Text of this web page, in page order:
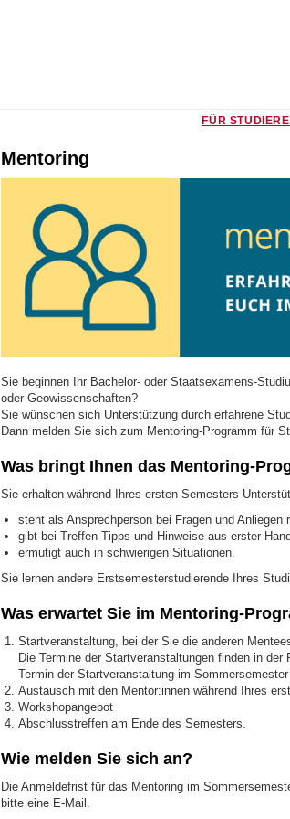
FÜR
Mentoring
Sie beginnen Ihr Bachelor- oder Staatsexamens-
oder Geowissenschaften?
Sie wünschen sich Unterstützung durch erfahrene
Dann melden Sie sich zum Mentoring-Programm für
Was bringt Ihnen das Mentoring-
Sie erhalten während Ihres ersten Semesters
steht als Ansprechperson bei Fragen und Anliegen
gibt bei Treffen Tipps und Hinweise aus erster Hand
ermutigt auch in schwierigen Situationen.
Sie lernen andere Erstsemesterstudierende Ihres
Was erwartet Sie im Mentoring-
Startveranstaltung, bei der Sie die anderen
Die Termine der Startveranstaltungen finden in
Termin der Startveranstaltung im Sommersemester
Austausch mit den Mentor:innen während Ihres
Workshopangebot
Abschlusstreffen am Ende des Semesters.
Wie melden Sie sich an?
Die Anmeldefrist für das Mentoring im
bitte eine E-Mail.